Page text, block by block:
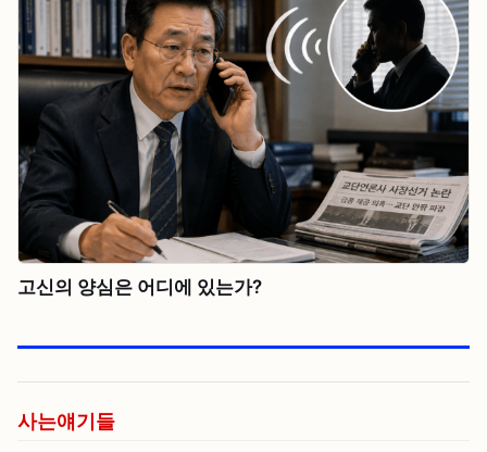
고신의 양심은 어디에 있는가?
사는얘기들